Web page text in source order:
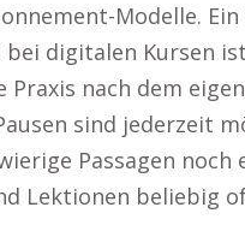
Modelle.
digitalen Kursen
Praxis nach dem
sind jederzeit
Passagen noch
Lektionen beliebig